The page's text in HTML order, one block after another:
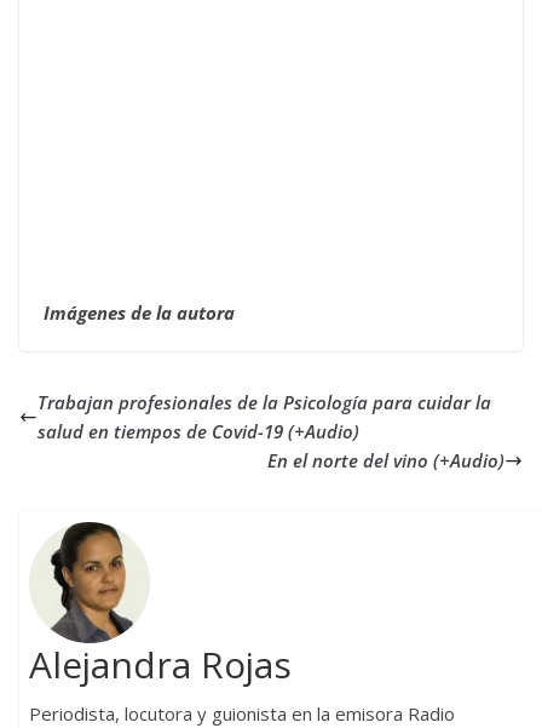
Imágenes de la autora
Trabajan profesionales de la Psicología para cuidar la
salud en tiempos de Covid-19 (+Audio)
En el norte del vino (+Audio)
Alejandra Rojas
Periodista, locutora y guionista en la emisora Radio